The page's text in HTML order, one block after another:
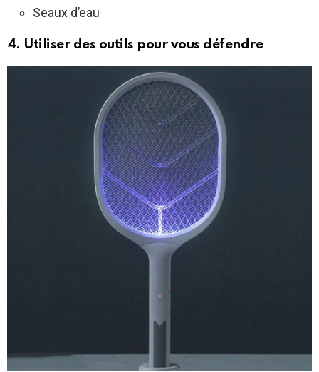
Seaux d’eau
4. Utiliser des outils pour vous défendre